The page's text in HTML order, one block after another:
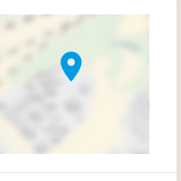
location_on